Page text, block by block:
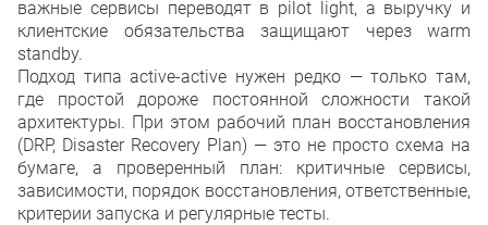
важные сервисы переводят в pilot light, а выручку и
клиентские обязательства защищают через warm
standby.
Подход типа active-active нужен редко — только там,
где простой дороже постоянной сложности такой
архитектуры. При этом рабочий план восстановления
(DRP, Disaster Recovery Plan) — это не просто схема на
бумаге, а проверенный план: критичные сервисы,
зависимости, порядок восстановления, ответственные,
критерии запуска и регулярные тесты.
Backup-only
Pilot light
Active-active
Пример минимального DR-плана
Исходные допущения для примера
Критерии запуска DR-сценария
Приоритет 1. Доступ команды к
Приоритет 2. База заказов и
Приоритет 3. Интернет-магазин
Приоритет 4. Платежи